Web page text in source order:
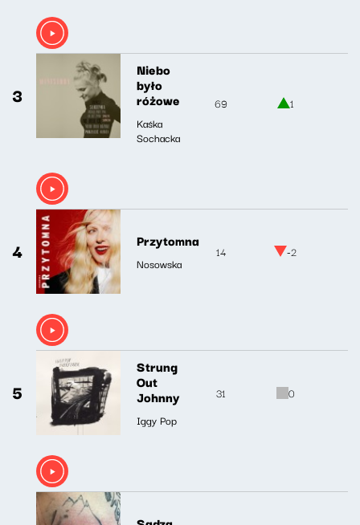
3
Niebo
było
różowe
Kaśka
Sochacka
69 1
4 Przytomna
Nosowska
14 -2
5
Strung
Out
Johnny
Iggy Pop
31 0